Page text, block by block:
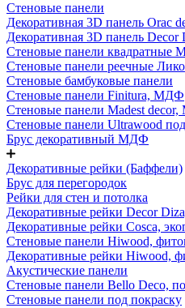
Стеновые панели
Декоративная 3D панель Orac
Декоративная 3D панель Decor
Стеновые панели квадратные
Стеновые панели реечные
Стеновые бамбуковые панели
Стеновые панели Finitura, МДФ
Стеновые панели Madest
Стеновые панели Ultrawood
Брус декоративный МДФ
Декоративные рейки (Баффели)
Брус для перегородок
Рейки для стен и потолка
Декоративные рейки Decor
Декоративные рейки Cosca,
Стеновые панели Hiwood,
Декоративные рейки Hiwood,
Акустические панели
Стеновые панели Bello Deco,
Стеновые панели под покраску